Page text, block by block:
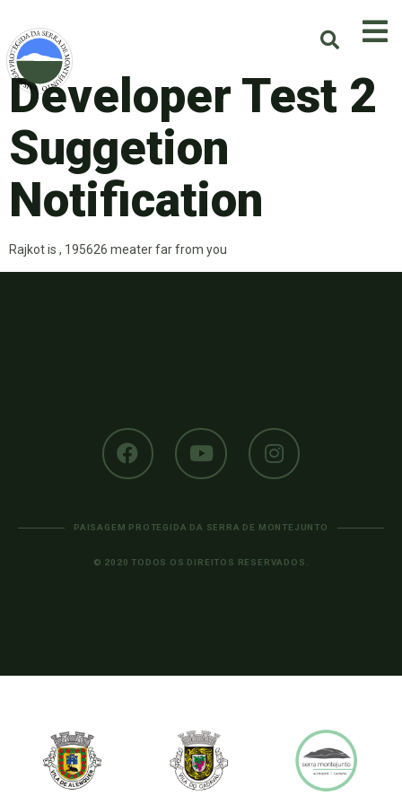
Developer Test 2
Suggetion
Notification
Rajkot is , 195626 meater far from you
PAISAGEM PROTEGIDA DA SERRA DE MONTEJUNTO
© 2020 TODOS OS DIREITOS RESERVADOS.